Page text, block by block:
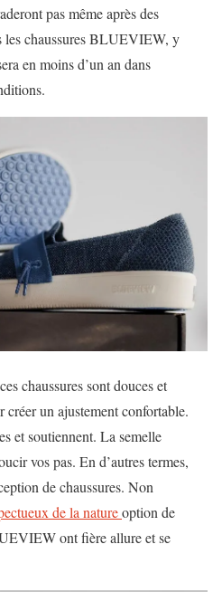
pas même après des
les chaussures BLUEVIEW, y
en moins d’un an dans
chaussures sont douces et
un ajustement confortable.
et soutiennent. La semelle
vos pas. En d’autres termes,
de chaussures. Non
de la natureoption de
ont fière allure et se